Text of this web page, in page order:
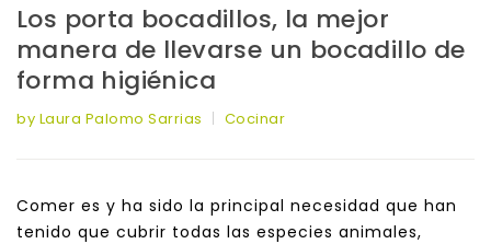
Los porta bocadillos, la mejor
manera de llevarse un bocadillo de
forma higiénica
by Laura Palomo Sarrias Cocinar
Comer es y ha sido la principal necesidad que han
tenido que cubrir todas las especies animales,